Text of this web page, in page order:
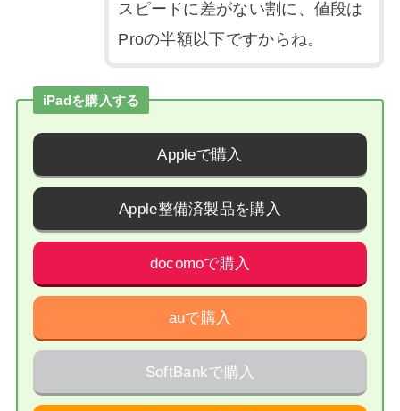
スピードに差がない割に、値段は
Proの半額以下ですからね。
iPadを購入する
Appleで購入
Apple整備済製品を購入
docomoで購入
auで購入
SoftBankで購入